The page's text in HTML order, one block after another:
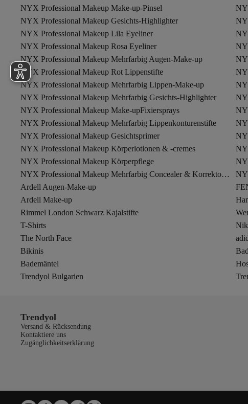
NYX Professional Makeup Make-up-Pinsel
NYX Professional Makeup Gesichts-Highlighter
NYX Professional Makeup Lila Eyeliner
NYX Professional Makeup Rosa Eyeliner
NYX Professional Makeup Mehrfarbig Augen-Make-up
NYX Professional Makeup Rot Lippenstifte
NYX Professional Makeup Mehrfarbig Lippen-Make-up
NYX Professional Makeup Mehrfarbig Gesichts-Highlighter
NYX Professional Makeup Make-upFixiersprays
NYX Professional Makeup Mehrfarbig Lippenkonturenstifte
NYX Professional Makeup Gesichtsprimer
NYX Professional Makeup Körperlotionen & -cremes
NYX Professional Makeup Körperpflege
NYX Professional Makeup Mehrfarbig Concealer & Korrektoren
Ardell Augen-Make-up
Ardell Make-up
Rimmel London Schwarz Kajalstifte
T-Shirts
The North Face
Bikinis
Bademäntel
Trendyol Bulgarien
Trendyol
Versand & Rücksendung
Kontaktiere uns
Zugänglichkeitserklärung